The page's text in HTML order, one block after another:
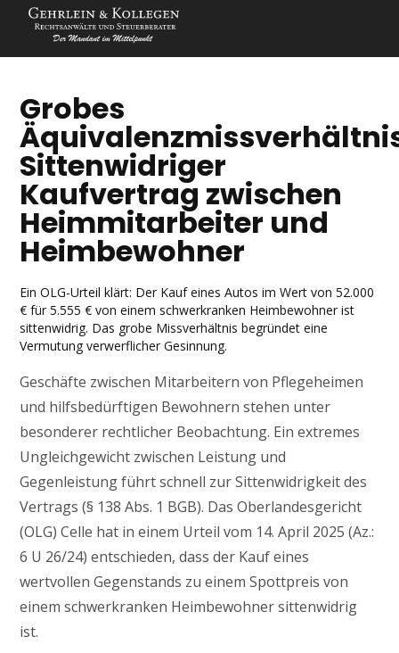
Grobes
Sittenwidriger
Kaufvertrag zwischen
Heimmitarbeiter und
Heimbewohner
Ein OLG-Urteil klärt: Der Kauf eines Autos im Wert von 52.000
€ für 5.555 € von einem schwerkranken Heimbewohner ist
sittenwidrig. Das grobe Missverhältnis begründet eine
Vermutung verwerflicher Gesinnung.
Geschäfte zwischen Mitarbeitern von Pflegeheimen
und hilfsbedürftigen Bewohnern stehen unter
besonderer rechtlicher Beobachtung. Ein extremes
Ungleichgewicht zwischen Leistung und
Gegenleistung führt schnell zur Sittenwidrigkeit des
Vertrags (§ 138 Abs. 1 BGB). Das Oberlandesgericht
(OLG) Celle hat in einem Urteil vom 14. April 2025 (Az.:
6 U 26/24) entschieden, dass der Kauf eines
wertvollen Gegenstands zu einem Spottpreis von
einem schwerkranken Heimbewohner sittenwidrig
ist.